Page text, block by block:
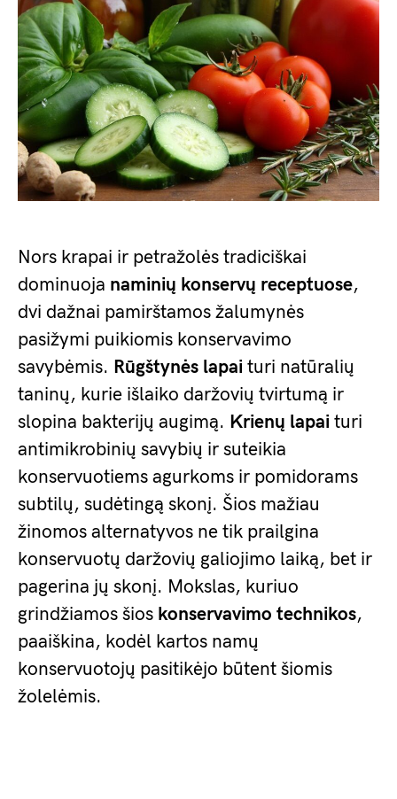
Nors krapai ir petražolės tradiciškai
dominuoja naminių konservų receptuose,
dvi dažnai pamirštamos žalumynės
pasižymi puikiomis konservavimo
savybėmis. Rūgštynės lapai turi natūralių
taninų, kurie išlaiko daržovių tvirtumą ir
slopina bakterijų augimą. Krienų lapai turi
antimikrobinių savybių ir suteikia
konservuotiems agurkoms ir pomidorams
subtilų, sudėtingą skonį. Šios mažiau
žinomos alternatyvos ne tik prailgina
konservuotų daržovių galiojimo laiką, bet ir
pagerina jų skonį. Mokslas, kuriuo
grindžiamos šios konservavimo technikos,
paaiškina, kodėl kartos namų
konservuotojų pasitikėjo būtent šiomis
žolelėmis.